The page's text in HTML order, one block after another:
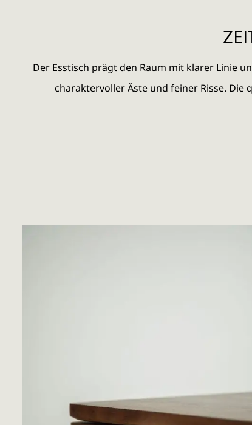
Der Esstisch prägt den Raum mit klarer Linie
charaktervoller Äste und feiner Risse.